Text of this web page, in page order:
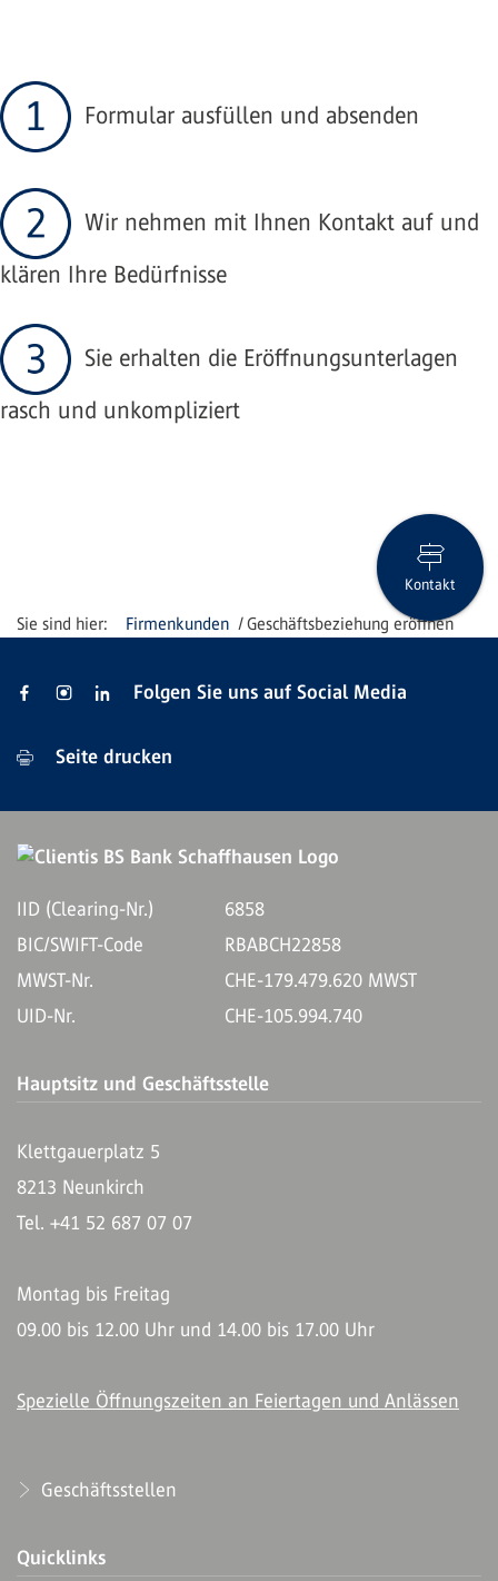
Formular ausfüllen und absenden
Wir nehmen mit Ihnen Kontakt auf und
klären Ihre Bedürfnisse
Sie erhalten die Eröffnungsunterlagen
rasch und unkompliziert
Firmenkunden Geschäftsbeziehung eröffnen
Kontakt
Folgen Sie uns auf Social Media
Seite drucken
IID (Clearing-Nr.)
6858
BIC/SWIFT-Code
RBABCH22858
MWST-Nr.
CHE-179.479.620 MWST
UID-Nr.
CHE-105.994.740
Hauptsitz und Geschäftsstelle
Klettgauerplatz 5
8213 Neunkirch
Tel. +41 52 687 07 07
Montag bis Freitag
09.00 bis 12.00 Uhr und 14.00 bis 17.00 Uhr
Spezielle Öffnungszeiten an Feiertagen und Anlässen
Geschäftsstellen
Quicklinks